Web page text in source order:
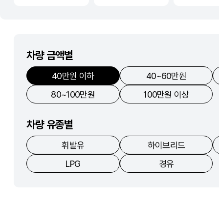
차량 금액별
40만원 이하
40~60만원
80~100만원
100만원 이상
차량 유종별
휘발유
하이브리드
LPG
경유